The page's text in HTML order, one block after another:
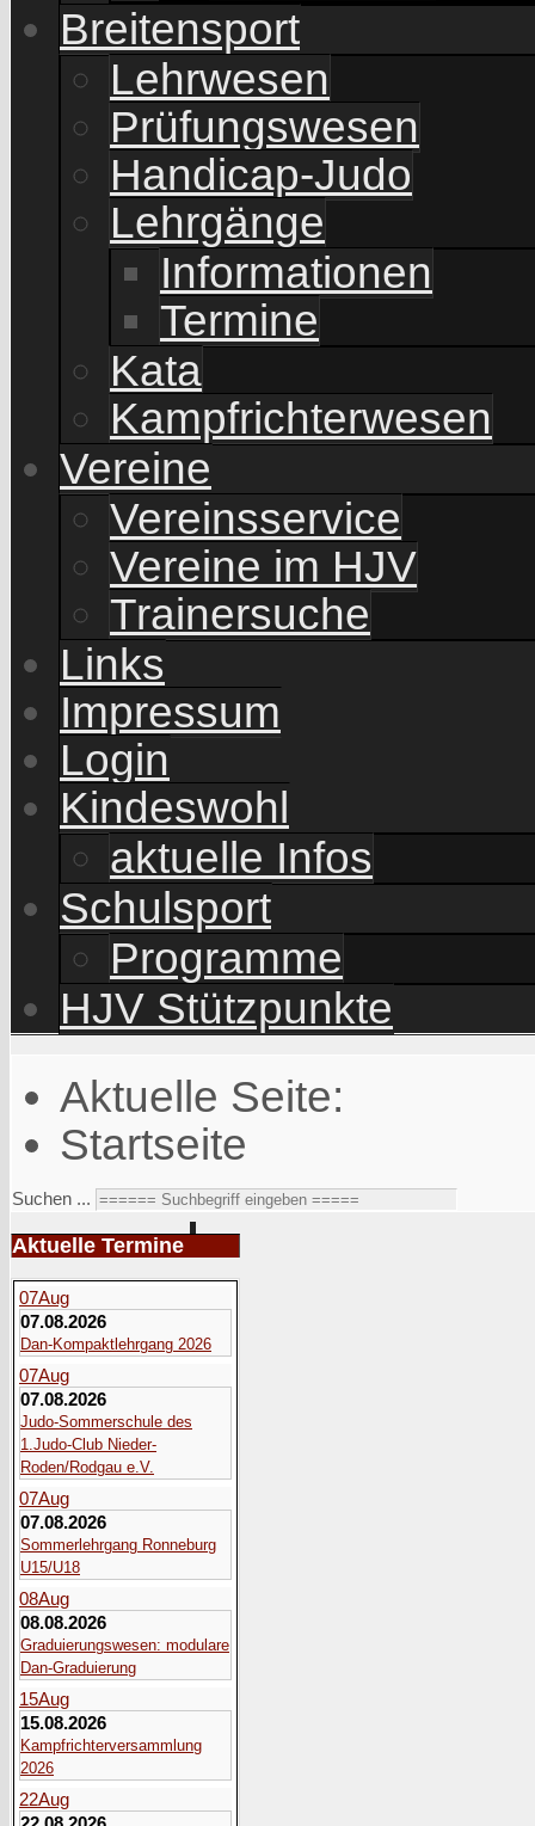
Breitensport
Lehrwesen
Prüfungswesen
Handicap-Judo
Lehrgänge
Informationen
Termine
Kata
Kampfrichterwesen
Vereine
Vereinsservice
Vereine im HJV
Trainersuche
Links
Impressum
Login
Kindeswohl
aktuelle Infos
Schulsport
Programme
HJV Stützpunkte
Aktuelle Seite:
Startseite
Suchen ...
Aktuelle Termine
07Aug
07.08.2026
Dan-Kompaktlehrgang 2026
07Aug
07.08.2026
Judo-Sommerschule des
1.Judo-Club Nieder-
Roden/Rodgau e.V.
07Aug
07.08.2026
Sommerlehrgang Ronneburg
U15/U18
08Aug
08.08.2026
Graduierungswesen: modulare
Dan-Graduierung
15Aug
15.08.2026
Kampfrichterversammlung
2026
22Aug